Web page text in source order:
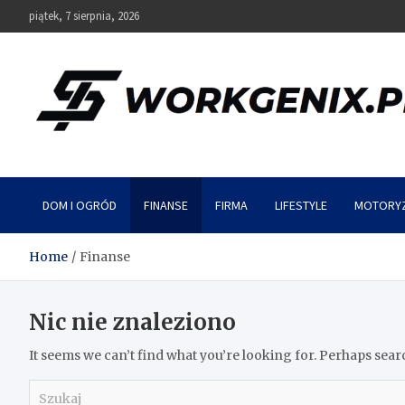
to
piątek, 7 sierpnia, 2026
Workgenix
DOM I OGRÓD FINANSE FIRMA LIFESTYLE
Home Finanse
Nic nie znaleziono
It seems we can’t find what you’re looking for. Perhaps